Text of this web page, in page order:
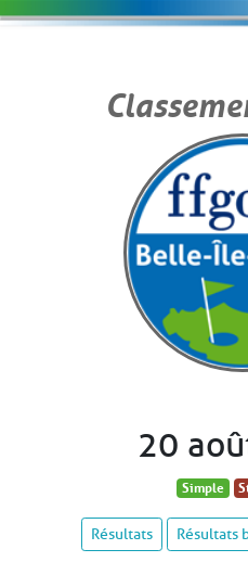
20
Simple
Résultats Résultats